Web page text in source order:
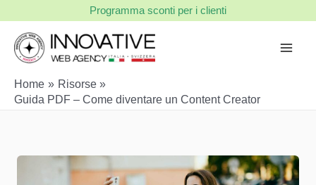
contenuto
Programma sconti per i clienti
Home
Risorse
Guida PDF – Come diventare un Content Creator